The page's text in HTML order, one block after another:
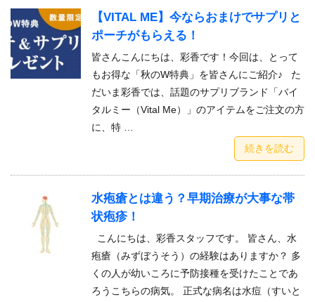
【VITAL ME】今ならおまけでサプリと
ポーチがもらえる！
皆さんこんにちは、彩香です！今回は、とって
もお得な「秋のW特典」を皆さんにご紹介♪ た
だいま彩香では、話題のサプリブランド「バイ
タルミー（Vital Me）」のアイテムをご注文の方
に、特 …
続きを読む
水疱瘡とは違う？早期治療が大事な帯
状疱疹！
こんにちは、彩香スタッフです。 皆さん、水
疱瘡（みずぼうそう）の経験はありますか？ 多
くの人が幼いころに予防接種を受けたことであ
ろうこちらの病気。 正式な病名は水痘（すいと